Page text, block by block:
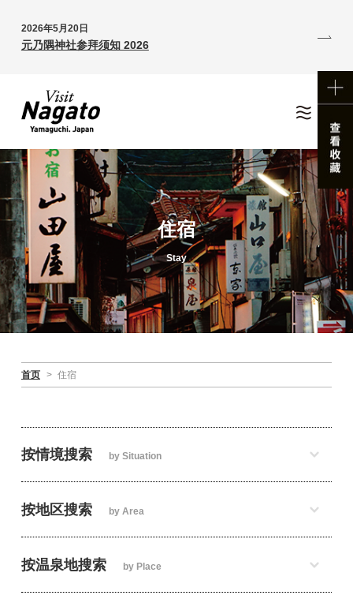
2026年5月20日
元乃隅神社参拜须知 2026
首页 > 住宿
住宿
Stay
按情境搜索 by Situation
按地区搜索 by Area
按温泉地搜索 by Place